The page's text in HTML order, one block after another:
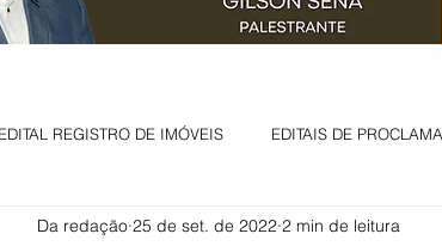
EDITAL REGISTRO DE IMÓVEIS EDITAIS DE
JOVEM APRENDIZ EDITAL DE INTIMAÇÃO
Da redação 25 de set. de 2022 2 min de leitura